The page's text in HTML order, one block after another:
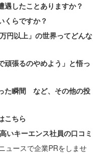
遇したことありますか？
くらですか？
円以上」の世界ってどんな
頑張るのやめよう」と悟っ
た瞬間 など、その他の投
こちら
いキーエンス社員の口コミ
ュースで企業PRをしませ